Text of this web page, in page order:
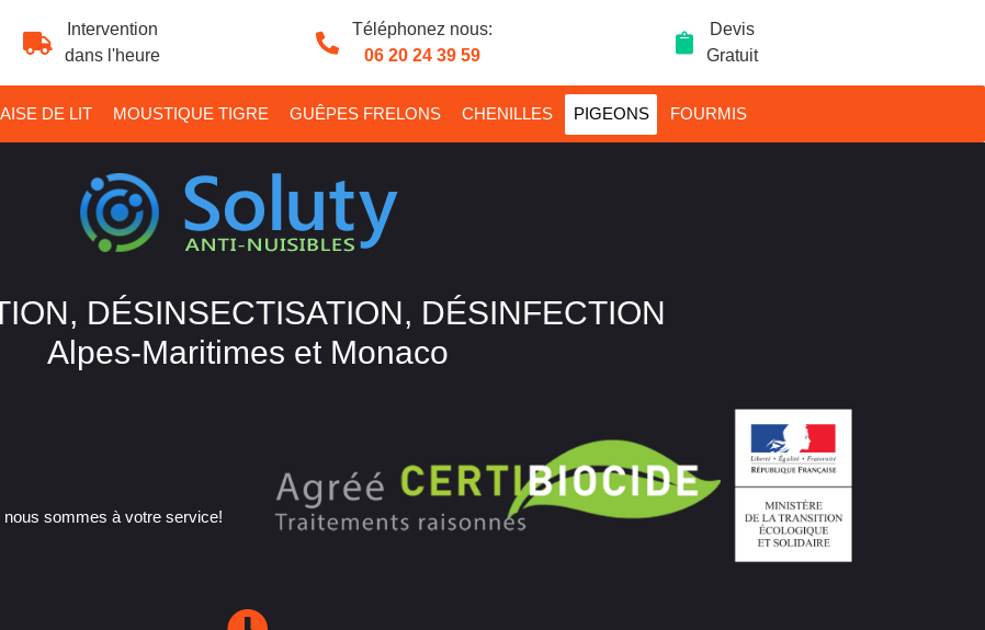
Intervention
dans l'heure
Téléphonez nous:
06 20 24 39 59
Devis
Gratuit
DE LIT MOUSTIQUE TIGRE GUÊPES FRELONS CHENILLES PIGEONS FOURMIS
DÉSINSECTISATION, DÉSINFECTION
Alpes-Maritimes et Monaco
sommes à votre service!